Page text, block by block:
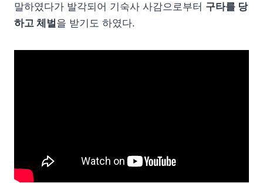
말하였다가 발각되어 기숙사 사감으로부터 구타를 당
하고 체벌을 받기도 하였다.